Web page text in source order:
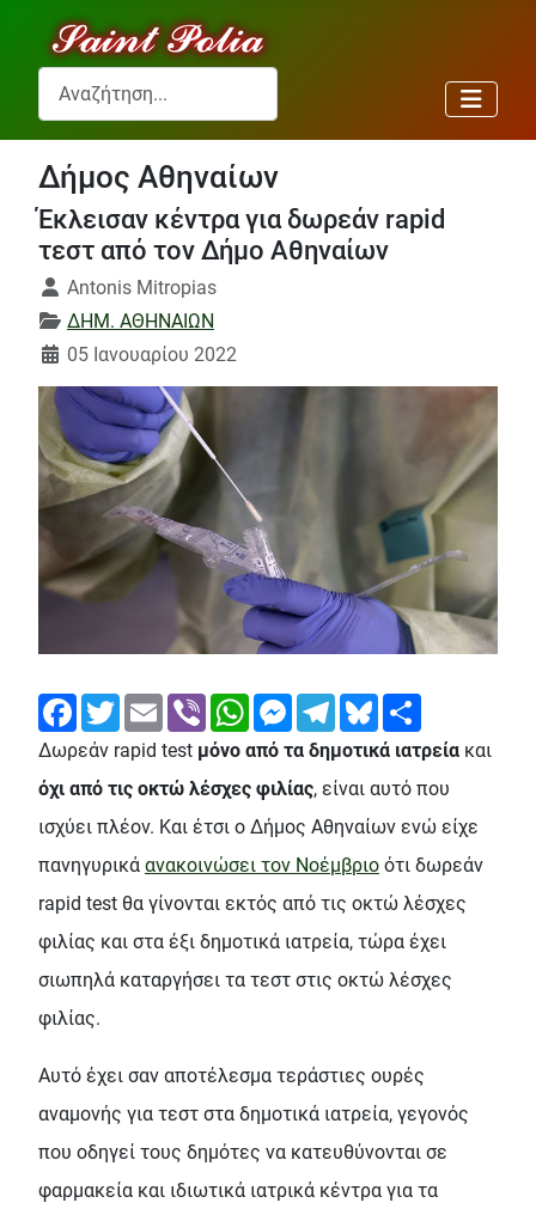
Αναζήτηση...
Δήμος Αθηναίων
Έκλεισαν κέντρα για δωρεάν rapid
τεστ από τον Δήμο Αθηναίων
Λεπτομέρειες
Antonis Mitropias
ΔΗΜ. ΑΘΗΝΑΙΩΝ
05 Ιανουαρίου 2022
FacebookTwitterEmail Viber WhatsAppMessengerTelegramBluesky
Δωρεάν rapid test μόνο από τα δημοτικά ιατρεία και
όχι από τις οκτώ λέσχες φιλίας, είναι αυτό που
ισχύει πλέον. Και έτσι ο Δήμος Αθηναίων ενώ είχε
πανηγυρικά ανακοινώσει τον Νοέμβριο ότι δωρεάν
rapid test θα γίνονται εκτός από τις οκτώ λέσχες
φιλίας και στα έξι δημοτικά ιατρεία, τώρα έχει
σιωπηλά καταργήσει τα τεστ στις οκτώ λέσχες
φιλίας.
Αυτό έχει σαν αποτέλεσμα τεράστιες ουρές
αναμονής για τεστ στα δημοτικά ιατρεία, γεγονός
που οδηγεί τους δημότες να κατευθύνονται σε
φαρμακεία και ιδιωτικά ιατρικά κέντρα για τα